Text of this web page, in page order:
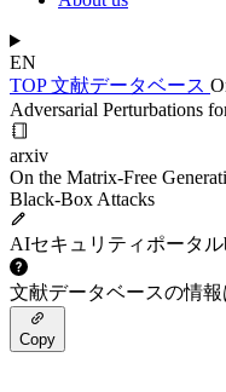
EN
TOP文献データベース
Adversarial Perturbations
arxiv
On the Matrix-Free
Black-Box Attacks
AIセキュリティポータル
文献データベースの情
Copy